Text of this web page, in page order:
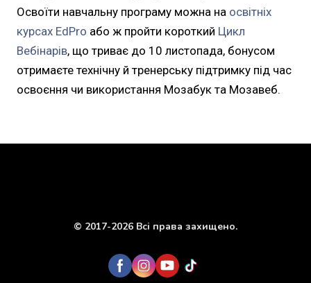
Освоїти навчальну програму можна на освітніх
курсах EdPro або ж пройти короткий Цикл
Вебінарів, що триває до 10 листопада, бонусом
отримаєте технічну й тренерську підтримку під час
освоєння чи використання Мозабук та Мозавеб.
© 2017-2026 Всі права захищено.